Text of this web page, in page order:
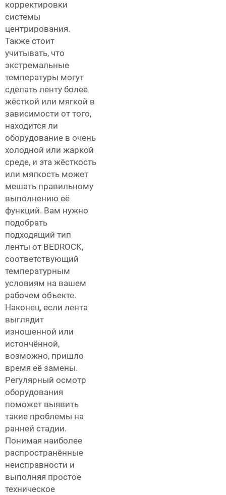
корректировки
системы
центрирования.
Также стоит
учитывать, что
экстремальные
температуры могут
сделать ленту более
жёсткой или мягкой в
зависимости от того,
находится ли
оборудование в очень
холодной или жаркой
среде, и эта жёсткость
или мягкость может
мешать правильному
выполнению её
функций. Вам нужно
подобрать
подходящий тип
ленты от BEDROCK,
соответствующий
температурным
условиям на вашем
рабочем объекте.
Наконец, если лента
выглядит
изношенной или
истончённой,
возможно, пришло
время её замены.
Регулярный осмотр
оборудования
поможет выявить
такие проблемы на
ранней стадии.
Понимая наиболее
распространённые
неисправности и
выполняя простое
техническое